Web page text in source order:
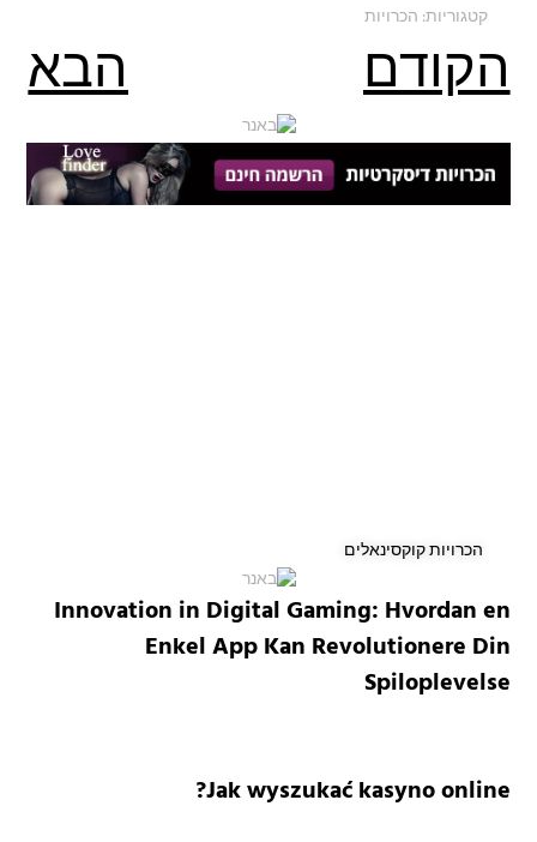
קטגוריות:הכרויות
הקודם הבא
הכרויות קוקסינאלים
Innovation in Digital Gaming: Hvordan en
Enkel App Kan Revolutionere Din
Spiloplevelse
Jak wyszukać kasyno online?